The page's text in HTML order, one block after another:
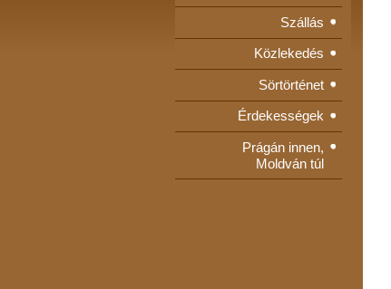
Szállás
Közlekedés
Sörtörténet
Érdekességek
Prágán innen,
Moldván túl